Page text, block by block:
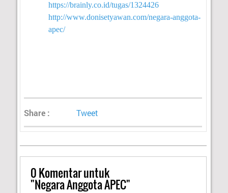
https://brainly.co.id/tugas/1324426
http://www.donisetyawan.com/negara-anggota-
apec/
Share : Tweet
0Komentar untuk
"Negara Anggota APEC"